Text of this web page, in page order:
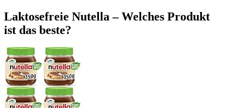
Laktosefreie Nutella – Welches Produkt
ist das beste?